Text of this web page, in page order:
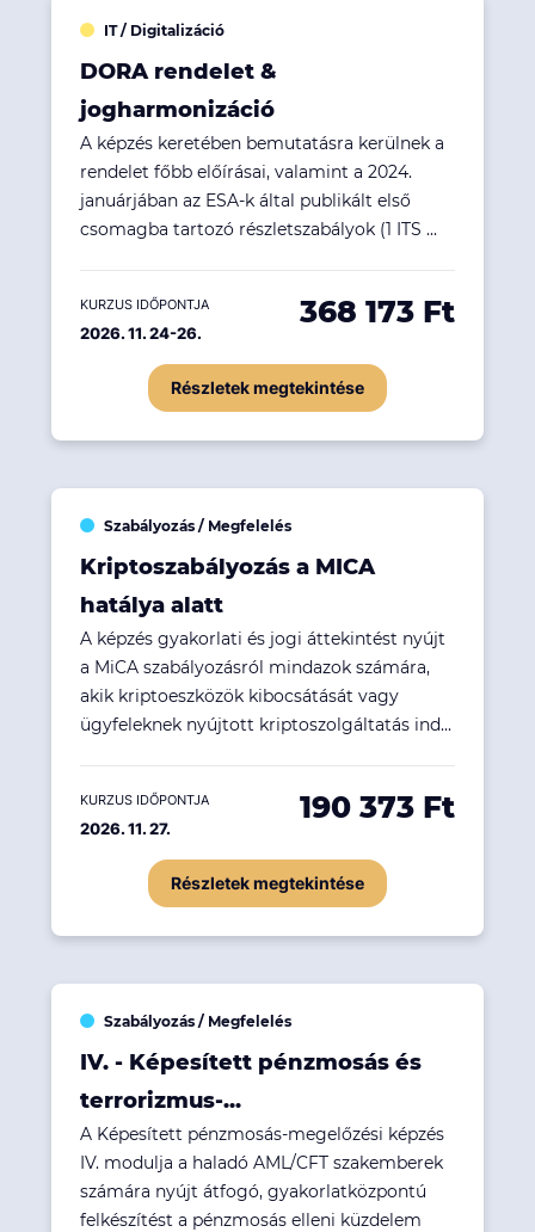
IT / Digitalizáció
DORA rendelet &
jogharmonizáció
A képzés keretében bemutatásra kerülnek a
rendelet főbb előírásai, valamint a 2024.
januárjában az ESA-k által publikált első
csomagba tartozó részletszabályok (1 ITS ...
KURZUS IDŐPONTJA
2026. 11. 24-26.
368 173 Ft
Részletek megtekintése
Szabályozás / Megfelelés
Kriptoszabályozás a MICA
hatálya alatt
A képzés gyakorlati és jogi áttekintést nyújt
a MiCA szabályozásról mindazok számára,
akik kriptoeszközök kibocsátását vagy
ügyfeleknek nyújtott kriptoszolgáltatás ind...
KURZUS IDŐPONTJA
2026. 11. 27.
190 373 Ft
Részletek megtekintése
Szabályozás / Megfelelés
IV. - Képesített pénzmosás és
terrorizmus-...
A Képesített pénzmosás-megelőzési képzés
IV. modulja a haladó AML/CFT szakemberek
számára nyújt átfogó, gyakorlatközpontú
felkészítést a pénzmosás elleni küzdelem